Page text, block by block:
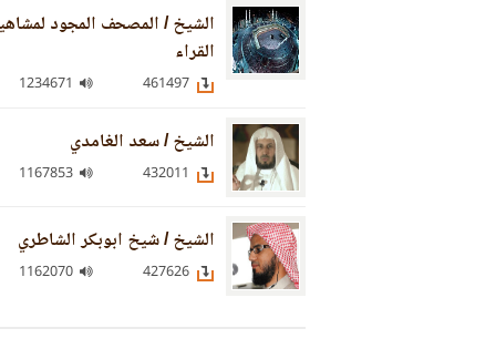
الشيخ / المصحف المجود
القراء
الشيخ / سعد الغامدي
الشيخ / شيخ ابوبكر الشاطري